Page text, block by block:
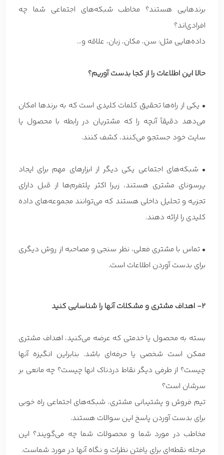
برندهایی هستند؟ مخاطب شبکه‌های اجتماعی شما چه
افرادی‌اند؟
داده‌هایی مثل: سن، مکان، زبان، علاقه و…
حالا این اطلاعات را از کجا بدست آوریم؟
• یکی از راه‌ها تحقیق کلمات کلیدی است که به برندها امکان
می‌دهد دقیقاً آنچه را که مشتریان در رابطه با محصول یا
سایت خود جستجو می‌کنند، کشف کنند.
• شبکه‌های اجتماعی یکی دیگر از ابزارهای مهم برای ایجاد
پرسونای مشتری هستند، زیرا اکثر پلتفرم‌ها از قبل دارای
تجزیه و تحلیل داخلی هستند که می‌توانند مجموعه‌های داده
کلیدی را ارائه دهند.
• تماس با مشتری فعلی، نظر سنجی و مصاحبه از روش دیگری
برای بدست آوردن اطلاعات است.
2- اهداف مشتری و مشکلات آنها را شناسایی کنید
بسته به محصول یا خدمتی که عرضه می‌کنید، اهداف مشتری
ممکن است شخصی یا حرفه‌ای باشد. بنابراین انگیزه آنها
چیست؟ از طرفی دیگر نقاط دردناک انها چیست؟ چه مانعی بر
سرشان است؟
تیم فروش و پشتیبانی مشتری، شبکه‌های اجتماعی راه خوبی
برای بدست آوردن پاسخ این سوالات هستند.
مخاطب در مورد شما و محصولات شما چه می‌گویند؟ این
مرحله نقطه‌ای برای یافتن نظرات و نگاه آنها در مورد شماست.